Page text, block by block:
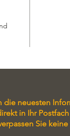
die neuesten
in Ihr Postfach
Sie